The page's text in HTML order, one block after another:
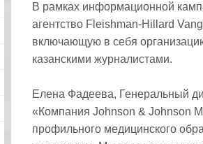
В рамках информационной
агентство Fleishman-Hillard
включающую в себя
казанскими журналистами.
Елена Фадеева, Генеральный
«Компания Johnson & Johnson
профильного медицинского